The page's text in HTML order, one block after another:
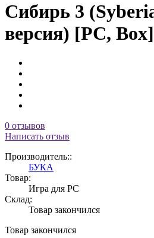
Сибирь 3
версия) [PC, Box]
0 отзывов
Написать отзыв
Производитель::
БУКА
Товар:
Игра для PC
Склад:
Товар закончился
Товар закончился